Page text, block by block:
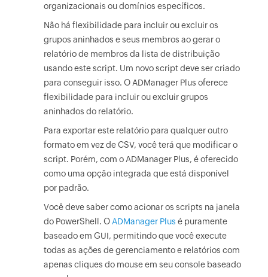
organizacionais ou domínios específicos.
Não há flexibilidade para incluir ou excluir os
grupos aninhados e seus membros ao gerar o
relatório de membros da lista de distribuição
usando este script. Um novo script deve ser criado
para conseguir isso. O ADManager Plus oferece
flexibilidade para incluir ou excluir grupos
aninhados do relatório.
Para exportar este relatório para qualquer outro
formato em vez de CSV, você terá que modificar o
script. Porém, com o ADManager Plus, é oferecido
como uma opção integrada que está disponível
por padrão.
Você deve saber como acionar os scripts na janela
do PowerShell. O ADManager Plus é puramente
baseado em GUI, permitindo que você execute
todas as ações de gerenciamento e relatórios com
apenas cliques do mouse em seu console baseado